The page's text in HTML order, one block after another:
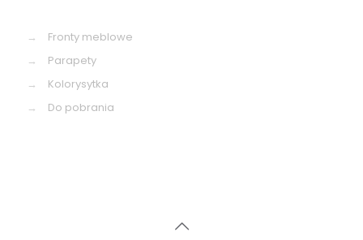
→
Fronty meblowe
→
Parapety
→
Kolorysytka
→
Do pobrania